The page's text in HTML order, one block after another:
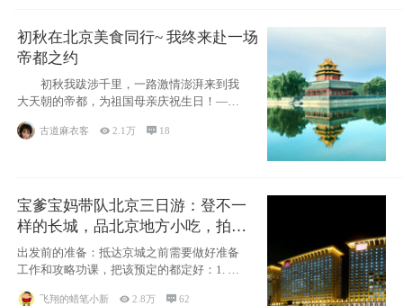
初秋在北京美食同行~ 我终来赴一场
帝都之约
初秋我跋涉千里，一路激情澎湃来到我
大天朝的帝都，为祖国母亲庆祝生日！——
古道麻衣客 2.1万  18
宝爹宝妈带队北京三日游：登不一
样的长城，品北京地方小吃，拍盘
古七星夜景！
出发前的准备：抵达京城之前需要做好准备
工作和攻略功课，把该预定的都定好：1. 酒
飞翔的蜡笔小新 2.8万 62